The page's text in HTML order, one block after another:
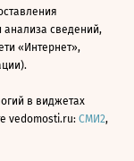
анализа сведений,
«Интернет»,
в виджетах
vedomosti.ru: СМИ2,